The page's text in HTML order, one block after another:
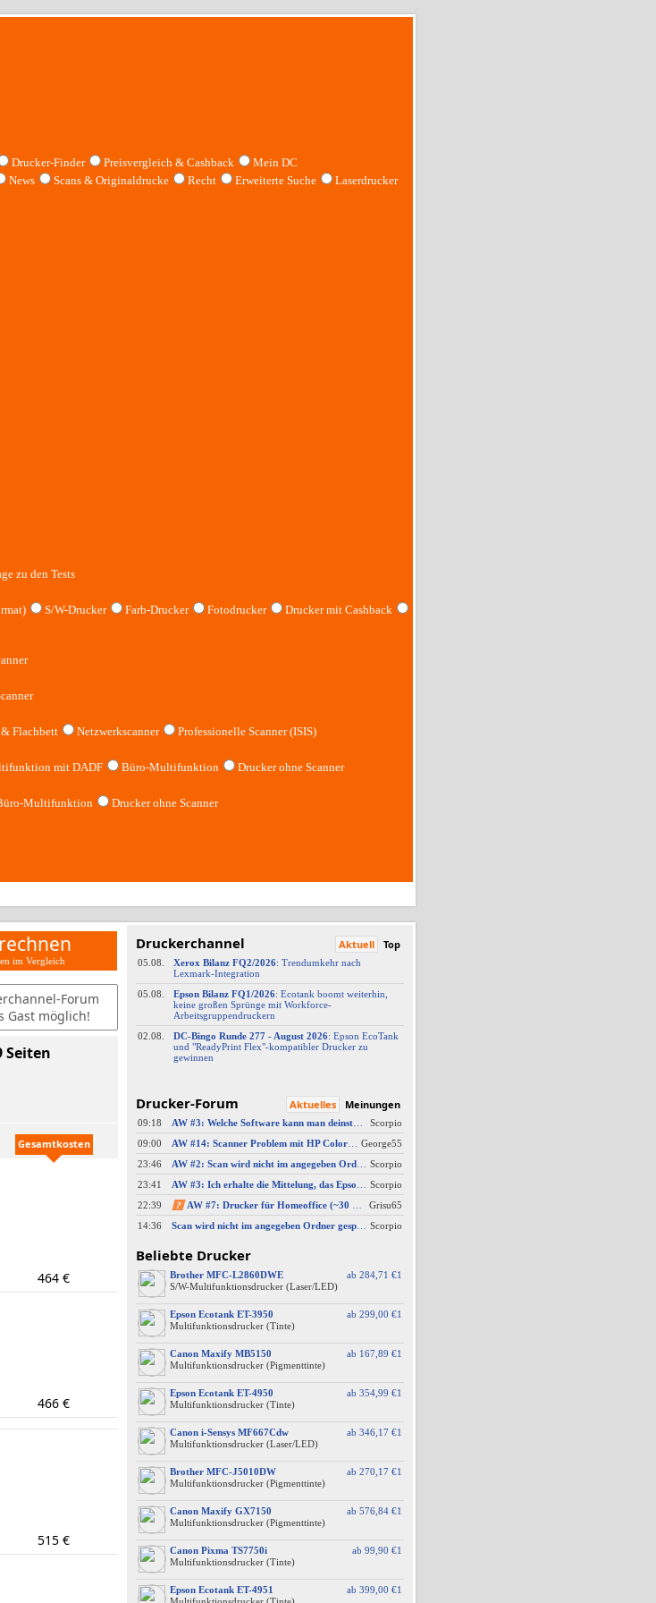
Drucker-Finder Preisvergleich & Cashback
Mein DC
News Scans & Originaldrucke Recht Erweiterte Suche
Laserdrucker
zu den Tests
S/W-Drucker Farb-Drucker Fotodrucker
Drucker mit Cashback
Flachbett Netzwerkscanner
Professionelle Scanner (ISIS)
mit DADF Büro-Multifunktion
Drucker ohne Scanner
Multifunktion
Drucker ohne Scanner
im Vergleich
Forum
Gast möglich!
Seiten
Gesamtkosten
464 €
466 €
515 €
Druckerchannel Aktuell Top
05.08. Xerox Bilanz FQ2/2026: Trendumkehr nach
Lexmark-​Integration
05.08.
Epson Bilanz FQ1/2026: Ecotank boomt weiterhin,
keine großen Sprünge mit Workforce-​
Arbeitsgruppendruckern
02.08.
DC-​Bingo Runde 277 -​ August 2026: Epson EcoTank
und "ReadyPrint Flex"-​kompatibler Drucker zu
gewinnen
Drucker-Forum Aktuelles Meinungen
09:18 AW #3: Welche Software kann man deinstallieren - welche ich zwingend erforderlich
Scorpio
09:00
AW #14: Scanner Problem mit HP Color Laserjet Pro MFP M479fdw
George55
23:46
AW #2: Scan wird nicht im angegeben Ordner gespeichert, wenn vom Bediendisplay gescannt wird
Scorpio
23:41
Scorpio
22:39
?
Grisu65
14:36
Scan wird nicht im angegeben Ordner gespeichert, wenn vom Bediendisplay gescannt wird Scorpio
Beliebte Drucker
ab 284,71 €1
Brother MFC-L2860DWE
S/W-Multifunktionsdrucker (Laser/LED)
ab 299,00 €1
Epson Ecotank ET-3950
Multifunktionsdrucker (Tinte)
ab 167,89 €1
Canon Maxify MB5150
Multifunktionsdrucker (Pigmenttinte)
ab 354,99 €1
Epson Ecotank ET-4950
Multifunktionsdrucker (Tinte)
ab 346,17 €1
Canon i-Sensys MF667Cdw
Multifunktionsdrucker (Laser/LED)
ab 270,17 €1
Brother MFC-J5010DW
Multifunktionsdrucker (Pigmenttinte)
ab 576,84 €1
Canon Maxify GX7150
Multifunktionsdrucker (Pigmenttinte)
ab 99,90 €1
Canon Pixma TS7750i
Multifunktionsdrucker (Tinte)
ab 399,00 €1
Epson Ecotank ET-4951